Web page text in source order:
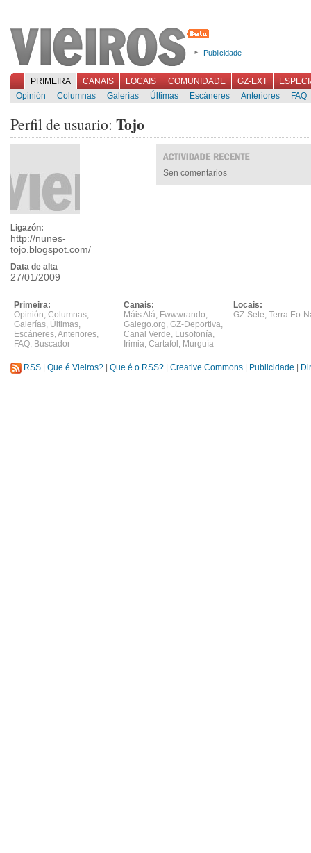
Publicidade
PRIMEIRA CANAIS LOCAIS COMUNIDADE GZ-EXT
Opinión
Columnas Galerías Últimas Escáneres Anteriores FAQ
Perfil de usuario: Tojo
Ligazón:
http://nunes-
tojo.blogspot.com/
Data de alta
27/01/2009
Sen comentarios
Primeira:
Opinión, Columnas,
Galerías, Últimas,
Escáneres,Anteriores,
FAQ, Buscador
Canais:
Máis Alá, Fwwwrando,
Galego.org, GZ-Deportiva,
Canal Verde, Lusofonía,
Irimia, Cartafol , Murguía
Locais:
GZ-Sete, Terra Eo-
RSS Que é Vieiros? Que é o RSS? Creative Commons Publicidade